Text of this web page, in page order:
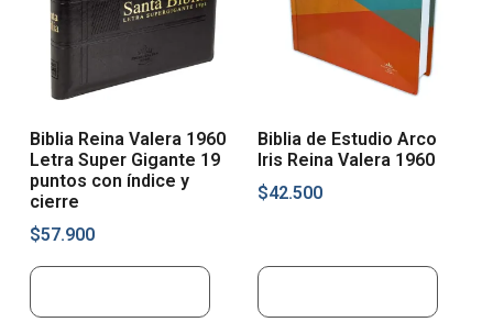
Biblia Reina Valera 1960
Letra Super Gigante 19
puntos con índice y
cierre
$57.900
Biblia de Estudio Arco
Iris Reina Valera 1960
$42.500